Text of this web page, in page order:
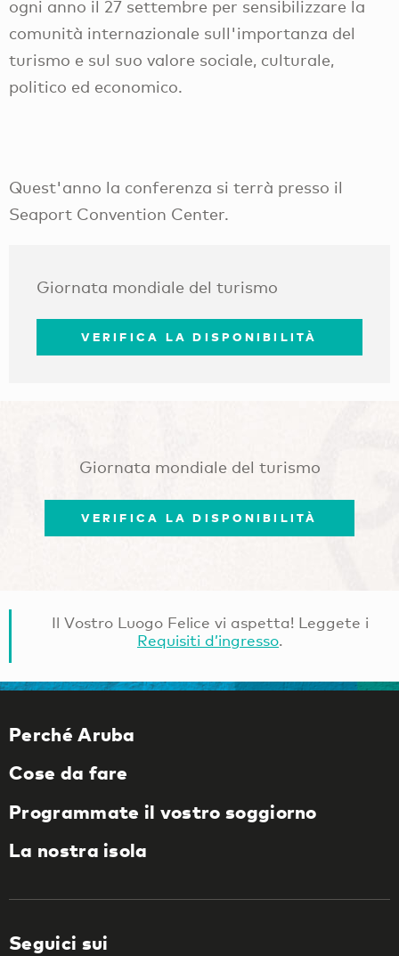
ogni anno il 27 settembre per sensibilizzare la
comunità internazionale sull'importanza del
turismo e sul suo valore sociale, culturale,
politico ed economico.
Quest'anno la conferenza si terrà presso il
Seaport Convention Center.
Giornata mondiale del turismo
VERIFICA LA DISPONIBILITÀ
Giornata mondiale del turismo
VERIFICA LA DISPONIBILITÀ
Il Vostro Luogo Felice vi aspetta! Leggete i
Requisiti d’ingresso.
Perché Aruba
Cose da fare
Programmate il vostro soggiorno
La nostra isola
Seguici sui